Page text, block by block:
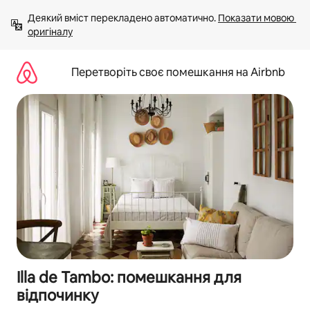
вмісту
Деякий вміст перекладено автоматично. Показати мовою
оригіналу
Перетворіть своє помешкання на Airbnb
Illa de Tambo: помешкання для
відпочинку